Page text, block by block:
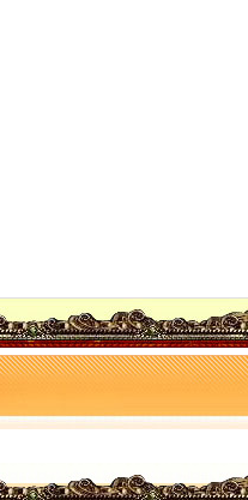
司场震救灾工作
灾区捐款近4万元
万元
区募捐8万余元
元捐赠物品价值20000元
册公司场监管
公司场信用分类监管工作
商巡逻车流动岗哨
支持涪陵区果蔬市场发展
册公司做好服务文章
务输出
队机系统”0元注册公司
司
司活动受好评
灾后市场经营秩序健康稳定